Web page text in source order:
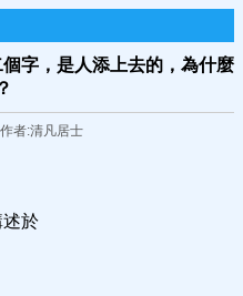
字，是人添上去的，為什麼
者:清凡居士
於